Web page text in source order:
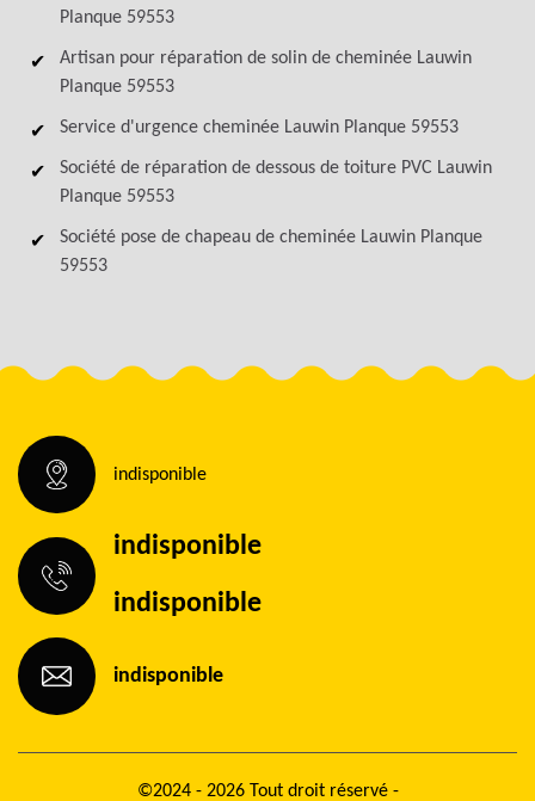
Planque 59553
Artisan pour réparation de solin de cheminée Lauwin
Planque 59553
Service d'urgence cheminée Lauwin Planque 59553
Société de réparation de dessous de toiture PVC Lauwin
Planque 59553
Société pose de chapeau de cheminée Lauwin Planque
59553
indisponible
indisponible
indisponible
indisponible
©2024 - 2026 Tout droit réservé -